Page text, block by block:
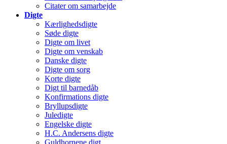
Citater om samarbejde
Digte
Kærlighedsdigte
Søde digte
Digte om livet
Digte om venskab
Danske digte
Digte om sorg
Korte digte
Digt til barnedåb
Konfirmations digte
Bryllupsdigte
Juledigte
Engelske digte
H.C. Andersens digte
Guldhornene digt